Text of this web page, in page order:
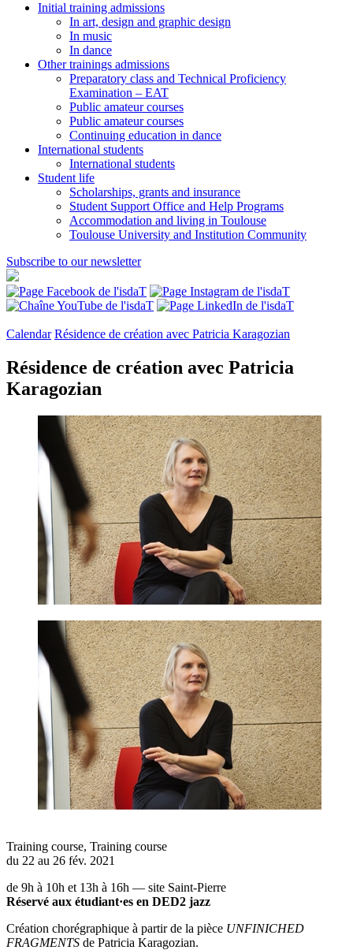
Initial training admissions
In art, design and graphic design
In music
In dance
Other trainings admissions
Preparatory class and Technical Proficiency
Examination – EAT
Public amateur courses
Public amateur courses
Continuing education in dance
International students
International students
Student life
Scholarships, grants and insurance
Student Support Office and Help Programs
Accommodation and living in Toulouse
Toulouse University and Institution Community
Subscribe to our newsletter
Calendar Résidence de création avec Patricia Karagozian
Résidence de création avec Patricia
Karagozian
Training course, Training course
du 22 au 26 fév. 2021
de 9h à 10h et 13h à 16h — site Saint-Pierre
Réservé aux étudiant·es en DED2 jazz
Création chorégraphique à partir de la pièce UNFINICHED
FRAGMENTS de Patricia Karagozian.